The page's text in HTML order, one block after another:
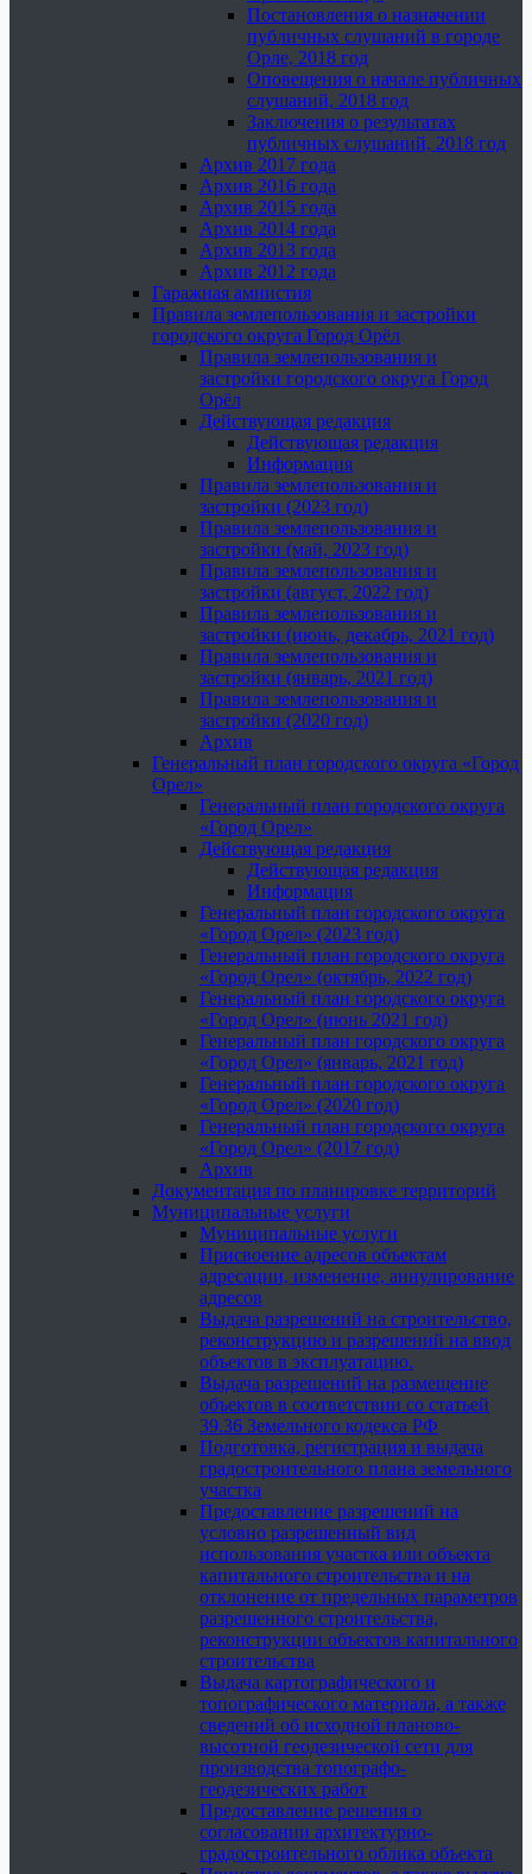
Постановления о назначении
публичных слушаний в городе
Орле, 2018 год
Оповещения о начале публичных
слушаний, 2018 год
Заключения о результатах
публичных слушаний, 2018 год
Архив 2017 года
Архив 2016 года
Архив 2015 года
Архив 2014 года
Архив 2013 года
Архив 2012 года
Гаражная амнистия
Правила землепользования и застройки
городского округа Город Орёл
Правила землепользования и
застройки городского округа Город
Орёл
Действующая редакция
Действующая редакция
Информация
Правила землепользования и
застройки (2023 год)
Правила землепользования и
застройки (май, 2023 год)
Правила землепользования и
застройки (август, 2022 год)
Правила землепользования и
застройки (июнь, декабрь, 2021 год)
Правила землепользования и
застройки (январь, 2021 год)
Правила землепользования и
застройки (2020 год)
Архив
Генеральный план городского округа «Город
Орел»
Генеральный план городского округа
«Город Орел»
Действующая редакция
Действующая редакция
Информация
Генеральный план городского округа
«Город Орел» (2023 год)
Генеральный план городского округа
«Город Орел» (октябрь, 2022 год)
Генеральный план городского округа
«Город Орел» (июнь 2021 год)
Генеральный план городского округа
«Город Орел» (январь, 2021 год)
Генеральный план городского округа
«Город Орел» (2020 год)
Генеральный план городского округа
«Город Орел» (2017 год)
Архив
Документация по планировке территорий
Муниципальные услуги
Муниципальные услуги
Присвоение адресов объектам
адресации, изменение, аннулирование
адресов
Выдача разрешений на строительство,
реконструкцию и разрешений на ввод
объектов в эксплуатацию.
Выдача разрешений на размещение
объектов в соответствии со статьей
39.36 Земельного кодекса РФ
Подготовка, регистрация и выдача
градостроительного плана земельного
участка
Предоставление разрешений на
условно разрешенный вид
использования участка или объекта
капитального строительства и на
отклонение от предельных параметров
разрешенного строительства,
реконструкции объектов капитального
строительства
Выдача картографического и
топографического материала, а также
сведений об исходной планово-
высотной геодезической сети для
производства топографо-
геодезических работ
Предоставление решения о
согласовании архитектурно-
градостроительного облика объекта